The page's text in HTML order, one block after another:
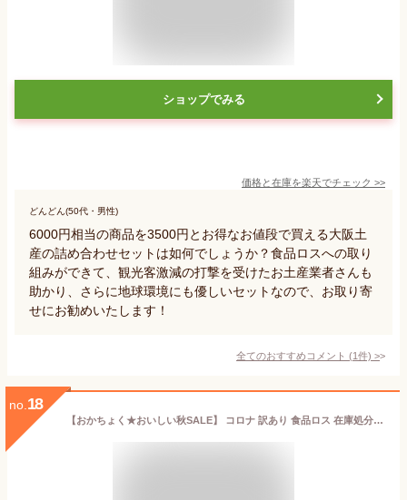
ショップでみる
価格と在庫を楽天でチェック >>
どんどん(50代・男性)
6000円相当の商品を3500円とお得なお値段で買える大阪土
産の詰め合わせセットは如何でしょうか？食品ロスへの取り
組みができて、観光客激減の打撃を受けたお土産業者さんも
助かり、さらに地球環境にも優しいセットなので、お取り寄
せにお勧めいたします！
全てのおすすめコメント (1件) >
no. 18
【おかちょく★おいしい秋SALE】 コロナ 訳あり 食品ロス 在庫処分 お取り寄せグルメ お取り寄せ フードロス もったいない 食品 ロス 賞味期限 間近 アウトレット 福袋 食品 スイーツ わけあり 食べて支援 焼き菓子 地域応援3,000円福袋